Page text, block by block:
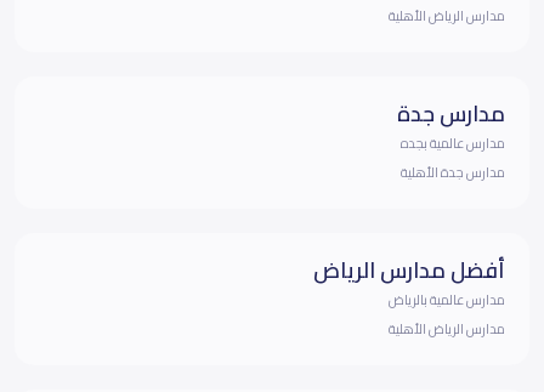
مدارس الرياض الأهلية
مدارس جدة
مدارس عالمية بجده
مدارس جدة الأهلية
أفضل مدارس الرياض
مدارس عالمية بالرياض
مدارس الرياض الأهلية